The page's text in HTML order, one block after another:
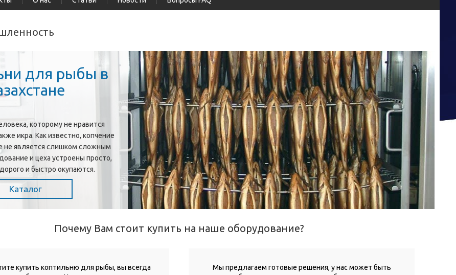
для рыбы в
которому не нравится
икра. Как известно, копчение
не является слишком сложным
и цеха устроены просто,
и быстро окупаются.
Каталог
Почему Вам стоит купить на наше оборудование?
купить коптильню для рыбы, вы всегда
Мы предлагаем готовые решения, у нас может быть